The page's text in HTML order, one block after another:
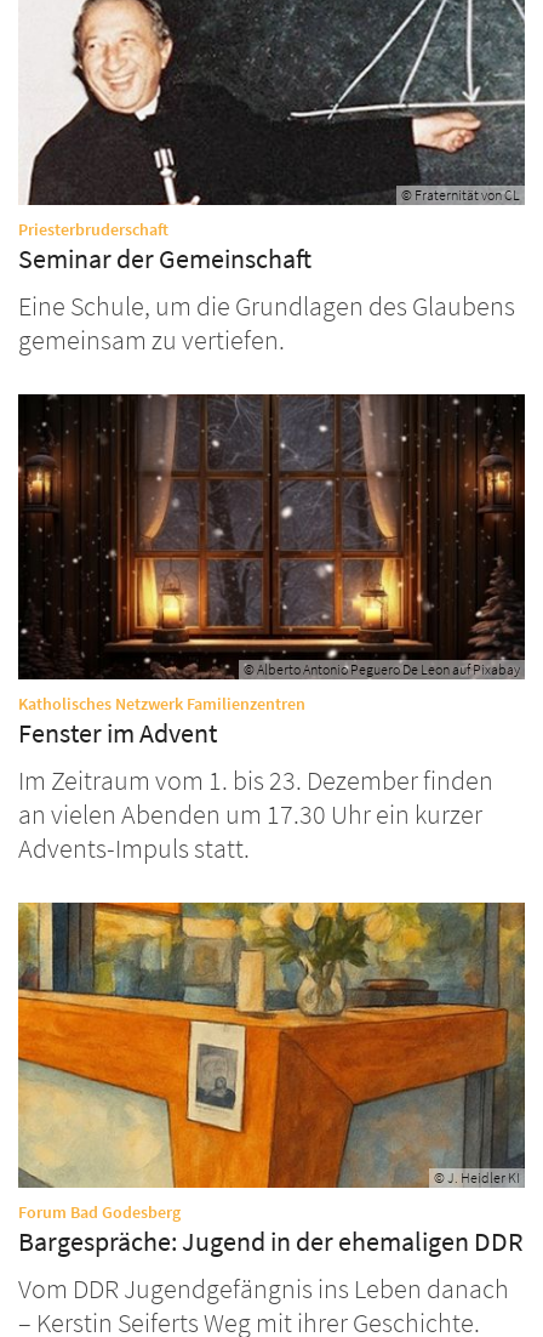
© Fraternität von CL
Priesterbruderschaft:
Seminar der Gemeinschaft
Eine Schule, um die Grundlagen des Glaubens
gemeinsam zu vertiefen.
© Alberto Antonio Peguero De Leon auf Pixabay
Katholisches Netzwerk Familienzentren
Fenster im Advent
Im Zeitraum vom 1. bis 23. Dezember finden
an vielen Abenden um 17.30 Uhr ein kurzer
Advents-Impuls statt.
© J. Heidler KI
Forum Bad Godesberg:
Bargespräche: Jugend in der ehemaligen DDR
Vom DDR Jugendgefängnis ins Leben danach
– Kerstin Seiferts Weg mit ihrer Geschichte.